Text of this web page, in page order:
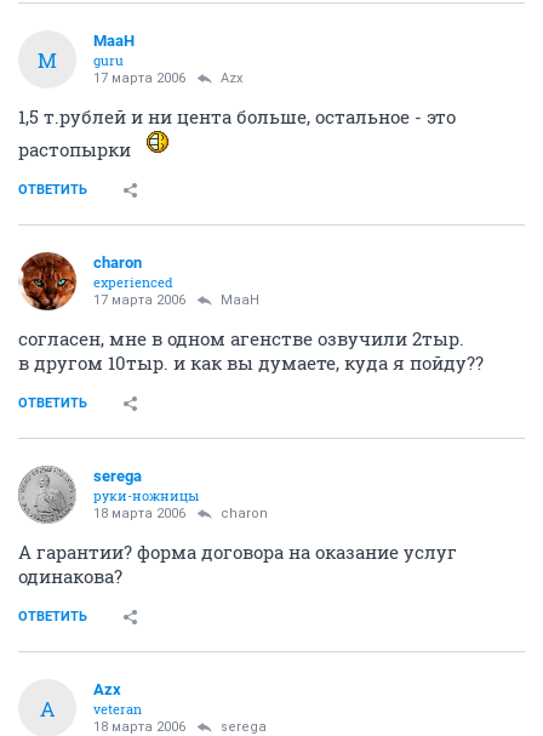
M
MaaH
guru
17 марта 2006 Azx
1,5 т.рублей и ни цента больше, остальное - это
растопырки
ОТВЕТИТЬ
charon
experienced
17 марта 2006 MaaH
согласен, мне в одном агенстве озвучили 2тыр.
в другом 10тыр. и как вы думаете, куда я пойду??
ОТВЕТИТЬ
serega
руки-ножницы
18 марта 2006 charon
А гарантии? форма договора на оказание услуг
одинакова?
ОТВЕТИТЬ
A
Azx
veteran
18 марта 2006 serega